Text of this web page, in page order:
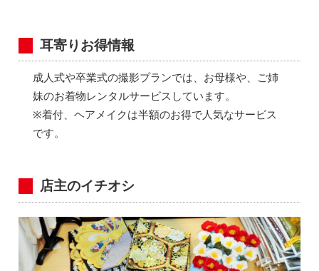
耳寄りお得情報
成人式や卒業式の撮影プランでは、お母様や、ご姉
妹のお着物レンタルサービスしています。
※着付、ヘアメイクは半額のお得で人気なサービス
です。
店主のイチオシ